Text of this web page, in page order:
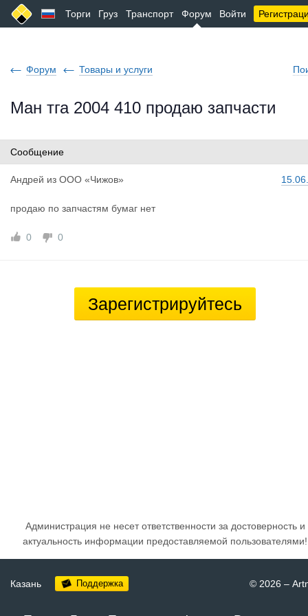
Торги Груз Транспорт Форум Войти
Форум Товары и услуги
Ман тга 2004 410 продаю запчасти
Сообщение
Андрей из ООО «Чижов»
продаю по запчастям бумаг нет
0 0
Зарегистрируйтесь
Администрация не несет ответственности за достоверность и
актуальность информации предоставляемой пользователями!
Казань Поддержка © 2026 –